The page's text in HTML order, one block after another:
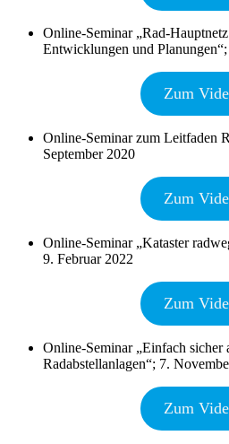
Online-Seminar „Rad-
Entwicklungen und
Zum
Online-Seminar zum Leitfaden
September 2020
Zum
Online-Seminar „Kataster
9. Februar 2022
Zum
Online-Seminar „Einfach sicher
Radabstellanlagen“; 7.
Zum